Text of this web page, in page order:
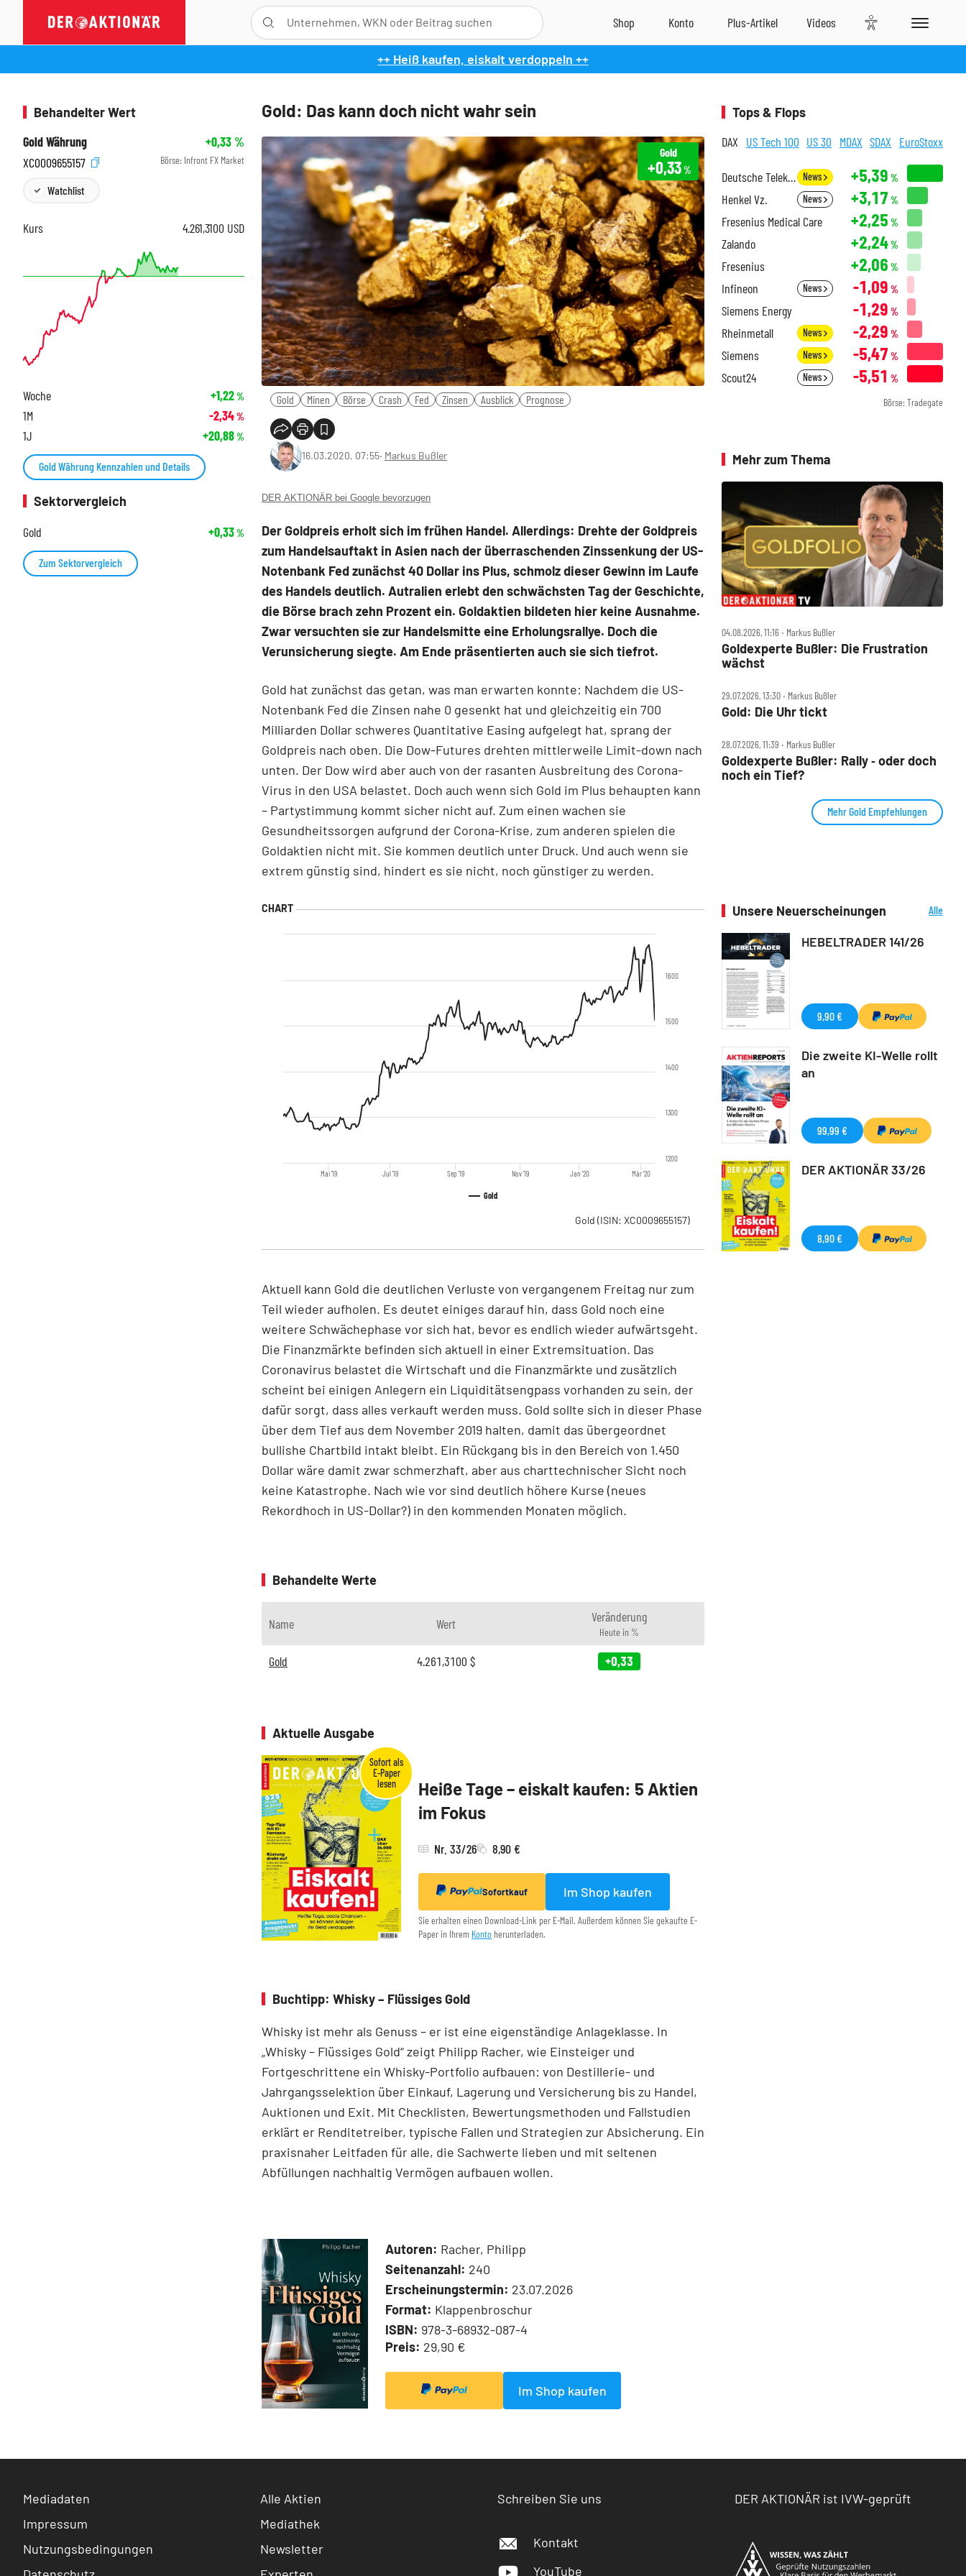
++ Heiß kaufen, eiskalt verdoppeln ++
Gold: Das kann doch nicht wahr sein
Gold
+0,33%
Gold Minen Börse Crash Fed Zinsen Ausblick Prognose
16.03.2020, 07:55‧ Markus Bußler
DER AKTIONÄR bei Google bevorzugen
Der Goldpreis erholt sich im frühen Handel. Allerdings: Drehte der Goldpreis
zum Handelsauftakt in Asien nach der überraschenden Zinssenkung der US-
Notenbank Fed zunächst 40 Dollar ins Plus, schmolz dieser Gewinn im Laufe
des Handels deutlich. Autralien erlebt den schwächsten Tag der Geschichte,
die Börse brach zehn Prozent ein. Goldaktien bildeten hier keine Ausnahme.
Zwar versuchten sie zur Handelsmitte eine Erholungsrallye. Doch die
Verunsicherung siegte. Am Ende präsentierten auch sie sich tiefrot.
Gold hat zunächst das getan, was man erwarten konnte: Nachdem die US-
Notenbank Fed die Zinsen nahe 0 gesenkt hat und gleichzeitig ein 700
Milliarden Dollar schweres Quantitative Easing aufgelegt hat, sprang der
Goldpreis nach oben. Die Dow-Futures drehten mittlerweile Limit-down nach
unten. Der Dow wird aber auch von der rasanten Ausbreitung des Corona-
Virus in den USA belastet. Doch auch wenn sich Gold im Plus behaupten kann
– Partystimmung kommt sicher nicht auf. Zum einen wachen sie
Gesundheitssorgen aufgrund der Corona-Krise, zum anderen spielen die
Goldaktien nicht mit. Sie kommen deutlich unter Druck. Und auch wenn sie
extrem günstig sind, hindert es sie nicht, noch günstiger zu werden.
Gold
Mai '19 Jul '19 Sep '19 Nov '19 Jan '20 Mär '20
1200
1300
1400
1500
1600
Gold (ISIN: XC0009655157)
Aktuell kann Gold die deutlichen Verluste von vergangenem Freitag nur zum
Teil wieder aufholen. Es deutet einiges darauf hin, dass Gold noch eine
weitere Schwächephase vor sich hat, bevor es endlich wieder aufwärtsgeht.
Die Finanzmärkte befinden sich aktuell in einer Extremsituation. Das
Coronavirus belastet die Wirtschaft und die Finanzmärkte und zusätzlich
scheint bei einigen Anlegern ein Liquiditätsengpass vorhanden zu sein, der
dafür sorgt, dass alles verkauft werden muss. Gold sollte sich in dieser Phase
über dem Tief aus dem November 2019 halten, damit das übergeordnet
bullishe Chartbild intakt bleibt. Ein Rückgang bis in den Bereich von 1.450
Dollar wäre damit zwar schmerzhaft, aber aus charttechnischer Sicht noch
keine Katastrophe. Nach wie vor sind deutlich höhere Kurse (neues
Rekordhoch in US-Dollar?) in den kommenden Monaten möglich.
Behandelte Werte
Name Wert Veränderung
Heute in %
Gold 4.261,3100 $ +0,33
Aktuelle Ausgabe
Heiße Tage – eiskalt kaufen: 5 Aktien
im Fokus
Nr. 33/26 8,90 €
Sofortkauf Im Shop kaufen
Sie erhalten einen Download-Link per E-Mail. Außerdem können Sie gekaufte E-
Paper in Ihrem Konto herunterladen.
Buchtipp: Whisky – Flüssiges Gold
Whisky ist mehr als Genuss – er ist eine eigenständige Anlageklasse. In
„Whisky – Flüssiges Gold“ zeigt Philipp Racher, wie Einsteiger und
Fortgeschrittene ein Whisky-Portfolio aufbauen: von Destillerie- und
Jahrgangsselektion über Einkauf, Lagerung und Versicherung bis zu Handel,
Auktionen und Exit. Mit Checklisten, Bewertungsmethoden und Fallstudien
erklärt er Renditetreiber, typische Fallen und Strategien zur Absicherung. Ein
praxisnaher Leitfaden für alle, die Sachwerte lieben und mit seltenen
Abfüllungen nachhaltig Vermögen aufbauen wollen.
Autoren: Racher, Philipp
Seitenanzahl: 240
Erscheinungstermin: 23.07.2026
Format: Klappenbroschur
ISBN: 978-3-68932-087-4
Preis: 29,90 €
Im Shop kaufen
Behandelter Wert
Gold Währung
+0,33%
XC0009655157
Börse: Infront FX Market
Watchlist
Kurs 4.261,3100 USD
Woche +1,22%
1M -2,34%
1J +20,88%
Gold Währung Kennzahlen und Details
Sektorvergleich
Gold
+0,33%
Zum Sektorvergleich
Tops & Flops
DAX US Tech 100 US 30 MDAX SDAX EuroStoxx
Deutsche Telekom News +5,39 %
Henkel Vz. News +3,17 %
Fresenius Medical Care +2,25 %
Zalando +2,24%
Fresenius +2,06 %
Infineon News -1,09 %
Siemens Energy -1,29 %
Rheinmetall News -2,29 %
Siemens News -5,47 %
Scout24 News -5,51 %
Börse: Tradegate
Mehr zum Thema
04.08.2026, 11:16 ‧ Markus Bußler
Goldexperte Bußler: Die Frustration
wächst
29.07.2026, 13:30 ‧ Markus Bußler
Gold: Die Uhr tickt
28.07.2026, 11:39 ‧ Markus Bußler
Goldexperte Bußler: Rally ‑ oder doch
noch ein Tief?
Mehr Gold Empfehlungen
Unsere Neuerscheinungen
Alle
HEBELTRADER 141/26
9,90 €
Die zweite KI-Welle rollt
an
99,99 €
DER AKTIONÄR 33/26
8,90 €
Mediadaten
Impressum
Nutzungsbedingungen
Alle Aktien
Mediathek
Newsletter
Schreiben Sie uns
Kontakt
YouTube
DER AKTIONÄR ist IVW-geprüft